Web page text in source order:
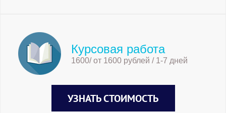
Курсовая работа
1600/ от 1600 рублей / 1-7 дней
УЗНАТЬ СТОИМОСТЬ